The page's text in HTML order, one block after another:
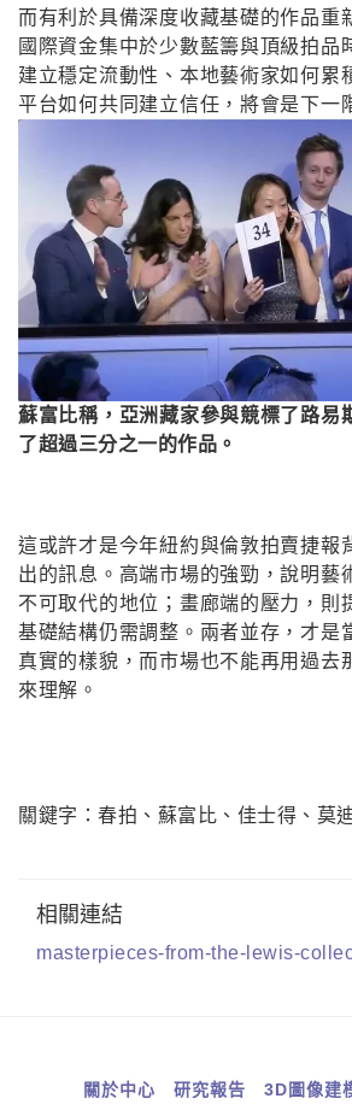
而有利於具備深度收藏基礎的作品重
國際資金集中於少數藍籌與頂級拍品
建立穩定流動性、本地藝術家如何累
平台如何共同建立信任，將會是下一
蘇富比稱，亞洲藏家參與競標了路易
了超過三分之一的作品。
這或許才是今年紐約與倫敦拍賣捷報
出的訊息。高端市場的強勁，說明藝
不可取代的地位；畫廊端的壓力，則
基礎結構仍需調整。兩者並存，才是
真實的樣貌，而市場也不能再用過去
來理解。
關鍵字： 春拍 、蘇富比 、佳士得 、莫
相關連結
masterpieces-from-the-lewis-
關於中心 研究報告 3D圖像建